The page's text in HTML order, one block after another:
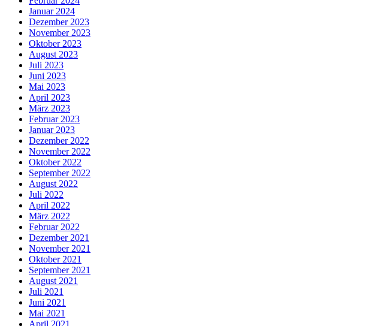
Januar 2024
Dezember 2023
November 2023
Oktober 2023
August 2023
Juli 2023
Juni 2023
Mai 2023
April 2023
März 2023
Februar 2023
Januar 2023
Dezember 2022
November 2022
Oktober 2022
September 2022
August 2022
Juli 2022
April 2022
März 2022
Februar 2022
Dezember 2021
November 2021
Oktober 2021
September 2021
August 2021
Juli 2021
Juni 2021
Mai 2021